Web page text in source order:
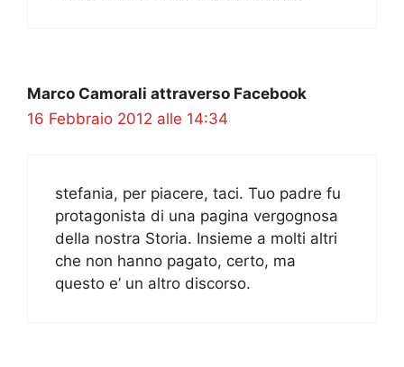
Marco Camorali attraverso Facebook
16 Febbraio 2012 alle 14:34
stefania, per piacere, taci. Tuo padre fu
protagonista di una pagina vergognosa
della nostra Storia. Insieme a molti altri
che non hanno pagato, certo, ma
questo e’ un altro discorso.